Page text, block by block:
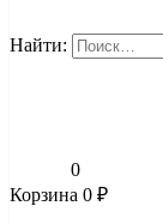
Найти:
0
Корзина 0 ₽